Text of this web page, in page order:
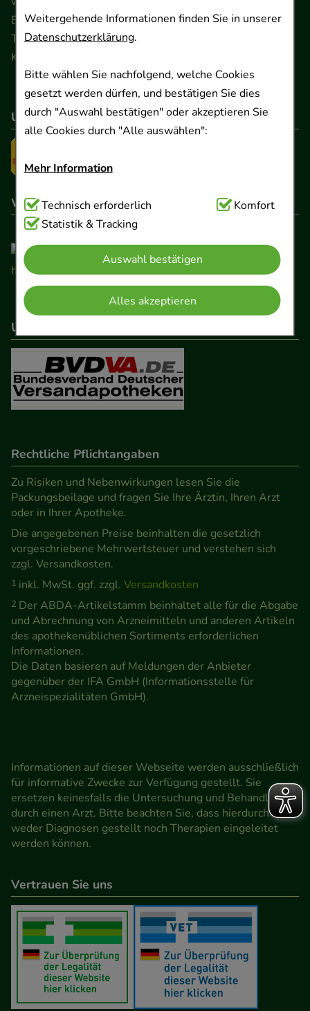
Weitergehende Informationen finden Sie in unserer
Datenschutzerklärung.
Bitte wählen Sie nachfolgend, welche Cookies
gesetzt werden dürfen, und bestätigen Sie dies
durch "Auswahl bestätigen" oder akzeptieren Sie
alle Cookies durch "Alle auswählen":
Mehr Information
Technisch Notwendig:Hierbei handelt es sich um
Cookies, die für die Grundfunktionen unserer
Website notwendig sind (z.B. Navigation,
Warenkorb, Kundenkonto), weshalb auf diese nicht
verzichtet werden kann.
Komfort:Diese Cookies werden genutzt um das
Einkaufserlebnis noch ansprechender zu gestalten,
beispielsweise für die Wiedererkennung des
Besuchers oder unsere Seite an bevorzugte
Verhaltensweisen (z.B. Spracheinstellung)
anzupassen. Komfort-Cookies ermöglichen es uns
anzuzeigen und unser Partnerprogramm zu
betreiben.
Statistik & Tracking:Hierüber lassen sich
Informationen über die Art und Weise der Nutzung
unserer Website sammeln, mit deren Hilfe wir
unsere Website weiter für Sie optimieren können,
den Inhalt auf unserer Website aber auch die
Werbung auf Drittseiten möglichst relevant für Sie
zu gestalten. Bitte beachten Sie, dass Daten hierfür
teilweise an Dritte wie z.B. Google oder soziale
Medien übertragen werden.
Technisch erforderlich
Komfort
Statistik & Tracking
Auswahl bestätigen
Alles akzeptieren
Ernst-August-Platz 2 · 30159 Hannover
Telefon 0511 89 71 80 0 · Fax 0511 89 71 80 11
Kontaktformular
Unser Versanddienstleister
Wir sind hier gelistet
Unser Netzwerk
Rechtliche Pflichtangaben
Zu Risiken und Nebenwirkungen lesen Sie die
Packungsbeilage und fragen Sie Ihre Ärztin, Ihren Arzt
oder in Ihrer Apotheke.
Die angegebenen Preise beinhalten die gesetzlich
vorgeschriebene Mehrwertsteuer und verstehen sich
zzgl. Versandkosten.
1 inkl. MwSt. ggf. zzgl. Versandkosten
2 Der ABDA-Artikelstamm beinhaltet alle für die Abgabe
und Abrechnung von Arzneimitteln und anderen Artikeln
des apothekenüblichen Sortiments erforderlichen
Informationen.
Die Daten basieren auf Meldungen der Anbieter
gegenüber der IFA GmbH (Informationsstelle für
Arzneispezialitäten GmbH).
Informationen auf dieser Webseite werden ausschließlich
für informative Zwecke zur Verfügung gestellt. Sie
ersetzen keinesfalls die Untersuchung und Behandlung
durch einen Arzt. Bitte beachten Sie, dass hierdurch
weder Diagnosen gestellt noch Therapien eingeleitet
werden können.
Vertrauen Sie uns